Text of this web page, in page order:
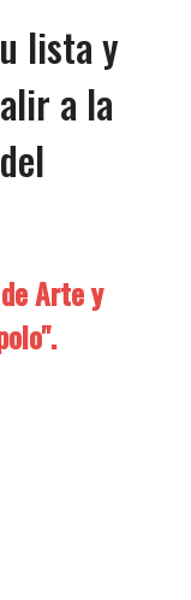
lista y
a la
Arte y